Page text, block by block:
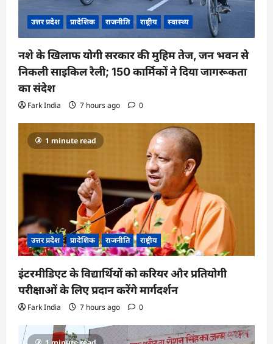
उत्तर प्रदेश प्रादेशिक राजनीति राष्ट्रीय स्वास्थ्य
नशे के खिलाफ योगी सरकार की मुहिम तेज, जन भवन से
निकली साइकिल रैली; 150 कार्मिकों ने दिया जागरूकता
का संदेश
Fark India 7 hours ago 0
1 minute read
उत्तर प्रदेश प्रादेशिक राजनीति राष्ट्रीय
इंटरमीडिएट के विद्यार्थियों को करियर और प्रतियोगी
परीक्षाओं के लिए प्रदान करेंगे मार्गदर्शन
Fark India 7 hours ago 0